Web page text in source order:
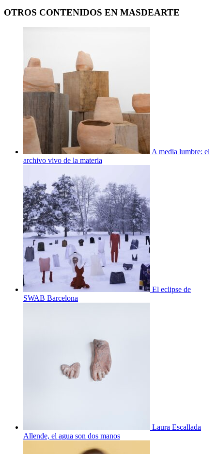
OTROS CONTENIDOS EN MASDEARTE
A media lumbre: el
archivo vivo de la materia
El eclipse de
SWAB Barcelona
Laura Escallada
Allende, el agua son dos manos